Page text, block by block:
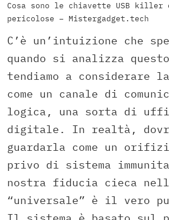
Cosa sono le chiavette USB killer
pericolose – Mistergadget.tech
C’è un’intuizione che
quando si analizza
tendiamo a considerare
come un canale di
logica, una sorta di
digitale. In realtà,
guardarla come un
privo di sistema
nostra fiducia cieca
“universale” è il vero